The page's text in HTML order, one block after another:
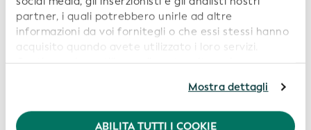
partner, i quali potrebbero unirle ad altre
informazioni da voi fornitegli o che essi stessi hanno
acquisito quando avete utilizzato i loro servizi.
Continuando a utilizzare il nostro sito web,
informazioni, siete pregati di consultare la nostra
Politica in materia di privacy.
Mostra dettagli
ABILITA TUTTI I COOKIE
fiducia, efficienza e trasparenza in tutte le tipologie di
commercio. Pertanto, la GLEIF ha sviluppato un
aziende di tutto il mondo di utilizzare il sistema
l'autenticità delle organizzazioni della controparte. Il